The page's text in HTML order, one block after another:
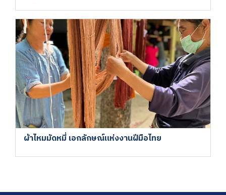
ผ้าไหมมัดหมี่ เอกลักษณ์แห่งงานฝีมือไทย